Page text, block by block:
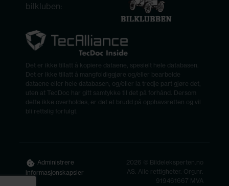
bilkluben:
Det er ikke tillatt å kopiere dataene, spesielt hele databasen.
Det er ikke tillatt å mangfoldiggjøre og/eller bearbeide
dataene eller hele databasen, og/eller la tredje part gjøre det,
uten at TecDoc har gitt samtykke til det på forhånd. Dersom
dette ikke overholdes, er det et brudd på opphavsretten og vil
bli rettslig forfulgt.
Administrere
informasjonskapsler
2026 © Bildeleksperten.no
AS. Alle rettigheter. Org.nr.
919461667 MVA